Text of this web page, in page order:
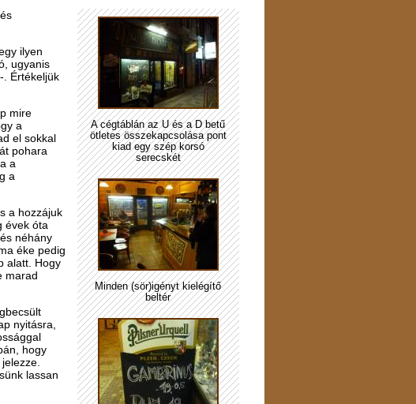
A cégtáblán az U és a D betű
ötletes összekapcsolása pont
kiad egy szép korsó
serecskét
Minden (sör)igényt kielégítő
beltér
ilyen
ugyanis
. Értékeljük
mire
a
el sokkal
pohara
a
a
a hozzájuk
évek óta
néhány
éke pedig
alatt. Hogy
marad
nyitásra,
hogy
lassan